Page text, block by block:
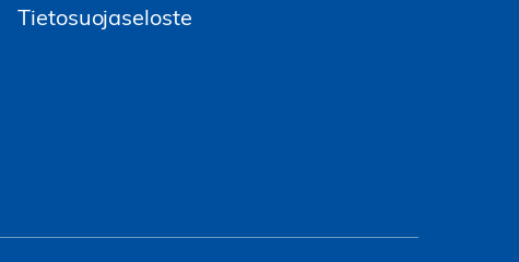
Tietosuojaseloste